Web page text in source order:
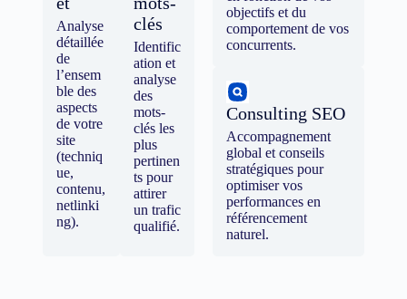
Analyse
détaillée
de
l’ensem
ble des
aspects
de votre
site
(techniq
ue,
contenu,
netlinki
ng).
clés
Identific
ation et
analyse
des
mots-
clés les
plus
pertinen
ts pour
attirer
un trafic
qualifié.
objectifs et du
comportement de vos
concurrents.
Consulting SEO
Accompagnement
global et conseils
stratégiques pour
optimiser vos
performances en
référencement
naturel.